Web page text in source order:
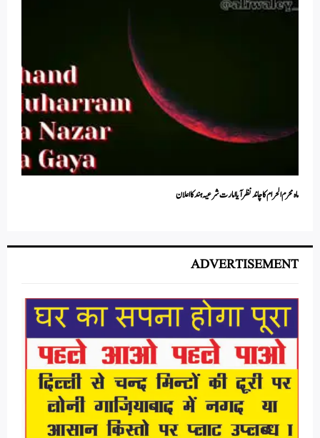
ماہ محرم الحرام کا چاند نظر آیا امارت شرعیہ ہند کا اعلان
ADVERTISEMENT